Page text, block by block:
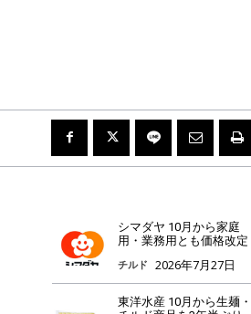
シマダヤ 10月から家庭
用・業務用とも価格改定
チルド 2026年7月27日
東洋水産 10月から生麺・